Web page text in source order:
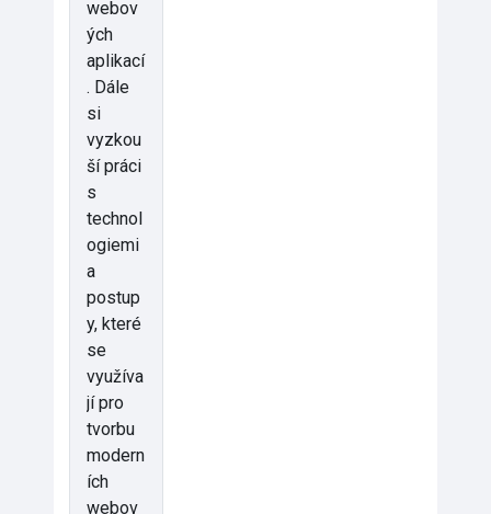
webov
ých
aplikací
. Dále
si
vyzkou
ší práci
s
technol
ogiemi
a
postup
y, které
se
využíva
jí pro
tvorbu
modern
ích
webov